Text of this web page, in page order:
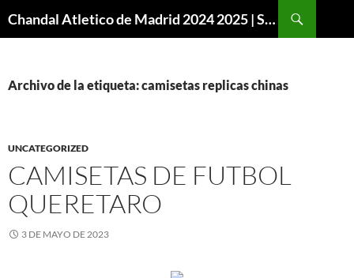
Chandal Atletico de Madrid 2024 2025 | SuperVigo
Archivo de la etiqueta: camisetas replicas chinas
UNCATEGORIZED
CAMISETAS DE FUTBOL
QUERETARO
3 DE MAYO DE 2023